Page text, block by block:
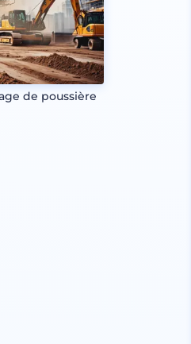
de poussière